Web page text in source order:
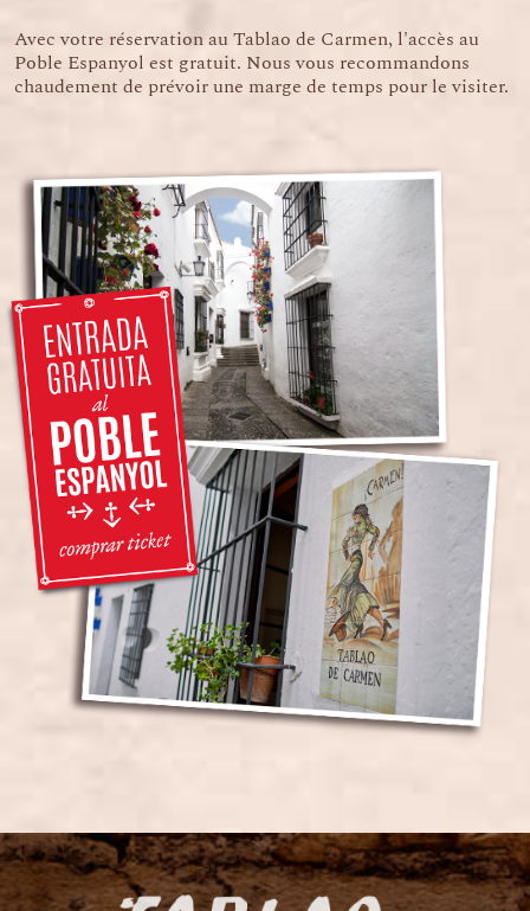
Avec votre réservation au Tablao de Carmen, l'accès au
Poble Espanyol est gratuit. Nous vous recommandons
chaudement de prévoir une marge de temps pour le visiter.